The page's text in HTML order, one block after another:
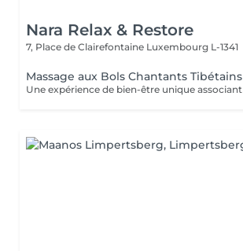
Nara Relax & Restore
7, Place de Clairefontaine Luxembourg L-1341
Massage aux Bols Chantants Tibétains